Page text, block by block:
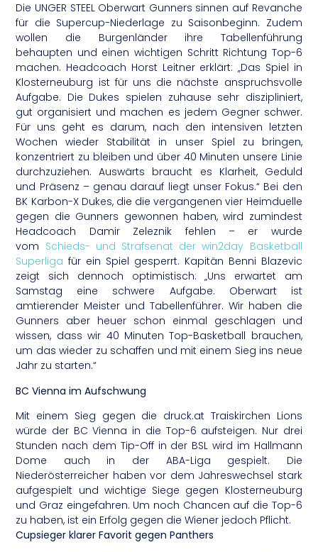
Die UNGER STEEL Oberwart Gunners sinnen auf Revanche
für die Supercup-Niederlage zu Saisonbeginn. Zudem
wollen die Burgenländer ihre Tabellenführung
behaupten und einen wichtigen Schritt Richtung Top-6
machen. Headcoach Horst Leitner erklärt: „Das Spiel in
Klosterneuburg ist für uns die nächste anspruchsvolle
Aufgabe. Die Dukes spielen zuhause sehr diszipliniert,
gut organisiert und machen es jedem Gegner schwer.
Für uns geht es darum, nach den intensiven letzten
Wochen wieder Stabilität in unser Spiel zu bringen,
konzentriert zu bleiben und über 40 Minuten unsere Linie
durchzuziehen. Auswärts braucht es Klarheit, Geduld
und Präsenz – genau darauf liegt unser Fokus.“ Bei den
BK Karbon-X Dukes, die die vergangenen vier Heimduelle
gegen die Gunners gewonnen haben, wird zumindest
Headcoach Damir Zeleznik fehlen – er wurde
vom Schieds- und Strafsenat der win2day Basketball
Superliga für ein Spiel gesperrt. Kapitän Benni Blazevic
zeigt sich dennoch optimistisch: „Uns erwartet am
Samstag eine schwere Aufgabe. Oberwart ist
amtierender Meister und Tabellenführer. Wir haben die
Gunners aber heuer schon einmal geschlagen und
wissen, dass wir 40 Minuten Top-Basketball brauchen,
um das wieder zu schaffen und mit einem Sieg ins neue
Jahr zu starten.“
BC Vienna im Aufschwung
Mit einem Sieg gegen die druck.at Traiskirchen Lions
würde der BC Vienna in die Top-6 aufsteigen. Nur drei
Stunden nach dem Tip-Off in der BSL wird im Hallmann
Dome auch in der ABA-Liga gespielt. Die
Niederösterreicher haben vor dem Jahreswechsel stark
aufgespielt und wichtige Siege gegen Klosterneuburg
und Graz eingefahren. Um noch Chancen auf die Top-6
zu haben, ist ein Erfolg gegen die Wiener jedoch Pflicht.
Cupsieger klarer Favorit gegen Panthers